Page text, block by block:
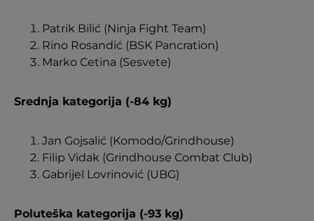
Patrik Bilić (Ninja Fight Team)
Rino Rosandić (BSK Pancration)
Marko Cetina (Sesvete)
Srednja kategorija (-84 kg)
Jan Gojsalić (Komodo/Grindhouse)
Filip Vidak (Grindhouse Combat Club)
Gabrijel Lovrinović (UBG)
Poluteška kategorija (-93 kg)